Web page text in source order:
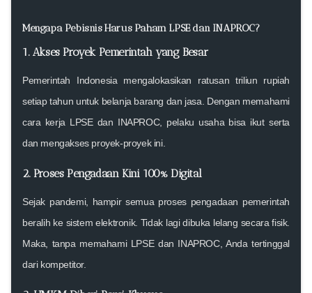
Mengapa Pebisnis Harus Paham LPSE dan INAPROC?
1. Akses Proyek Pemerintah yang Besar
Pemerintah Indonesia mengalokasikan ratusan triliun rupiah
setiap tahun untuk belanja barang dan jasa . Dengan memahami
cara kerja LPSE dan INAPROC, pelaku usaha bisa ikut serta
dan mengakses proyek-proyek ini.
2. Proses Pengadaan Kini 100% Digital
Sejak pandemi, hampir semua proses pengadaan pemerintah
beralih ke sistem elektronik. Tidak lagi dibuka lelang secara fisik.
Maka, tanpa memahami LPSE dan INAPROC, Anda tertinggal
dari kompetitor.